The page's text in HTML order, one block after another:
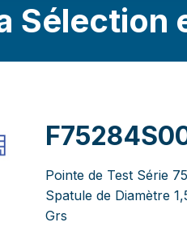
Sélection
Pointe de Test Série
Spatule de Diamètre
Grs